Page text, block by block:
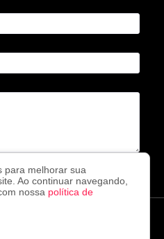
para melhorar sua
Ao continuar navegando,
nossa política de